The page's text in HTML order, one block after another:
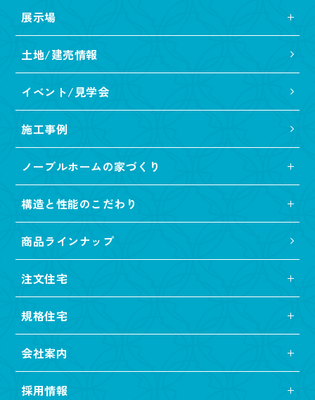
展示場
土地/建売情報
イベント/見学会
施工事例
ノーブルホームの家づくり
構造と性能のこだわり
商品ラインナップ
注文住宅
規格住宅
会社案内
採用情報